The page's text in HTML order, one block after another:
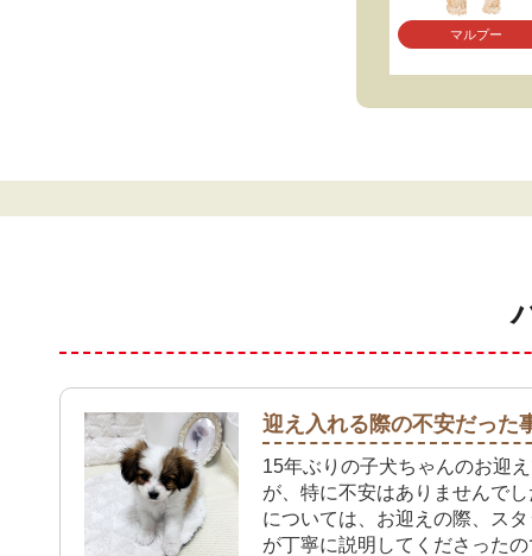
マルプー
迎え入れる際の不安だった
15年ぶりの子犬ちゃんのお迎
が、特に不安はありませんで
については、お迎えの際、ス
が丁寧に説明してくださった